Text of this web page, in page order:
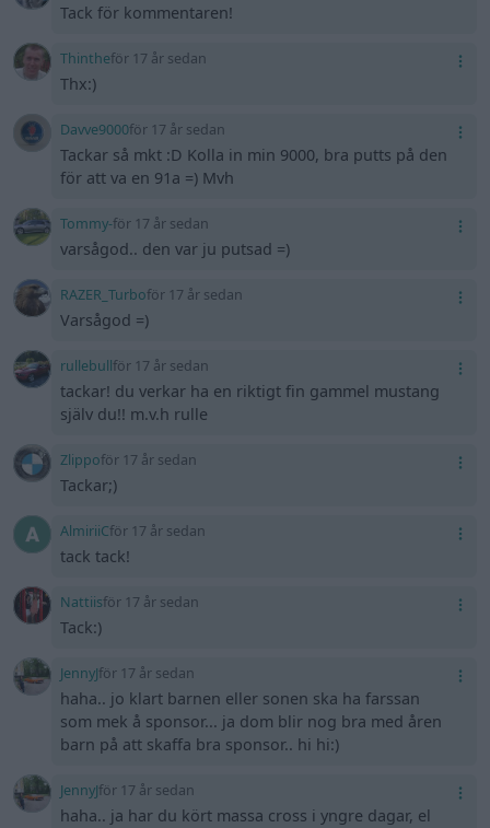
Tack för kommentaren!
Thintheför 17 år sedan
Thx:)
Davve9000för 17 år sedan
Tackar så mkt :D Kolla in min 9000, bra putts på den
för att va en 91a =) Mvh
Tommy-för 17 år sedan
varsågod.. den var ju putsad =)
RAZER_Turboför 17 år sedan
Varsågod =)
rullebullför 17 år sedan
tackar! du verkar ha en riktigt fin gammel mustang
själv du!! m.v.h rulle
Zlippoför 17 år sedan
Tackar;)
AlmiriiCför 17 år sedan
tack tack!
Nattiisför 17 år sedan
Tack:)
JennyJför 17 år sedan
haha.. jo klart barnen eller sonen ska ha farssan
som mek å sponsor... ja dom blir nog bra med åren
barn på att skaffa bra sponsor.. hi hi:)
JennyJför 17 år sedan
haha.. ja har du kört massa cross i yngre dagar, el